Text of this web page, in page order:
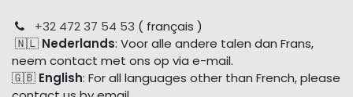
+32 472 37 54 53 ( français )
🇳🇱 Nederlands: Voor alle andere talen dan Frans,
neem contact met ons op via e-mail.
🇬🇧 English: For all languages other than French, please